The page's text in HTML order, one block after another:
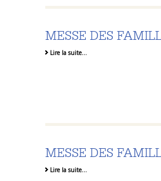
MESSE DES
Lire la suite…
MESSE DES
Lire la suite…